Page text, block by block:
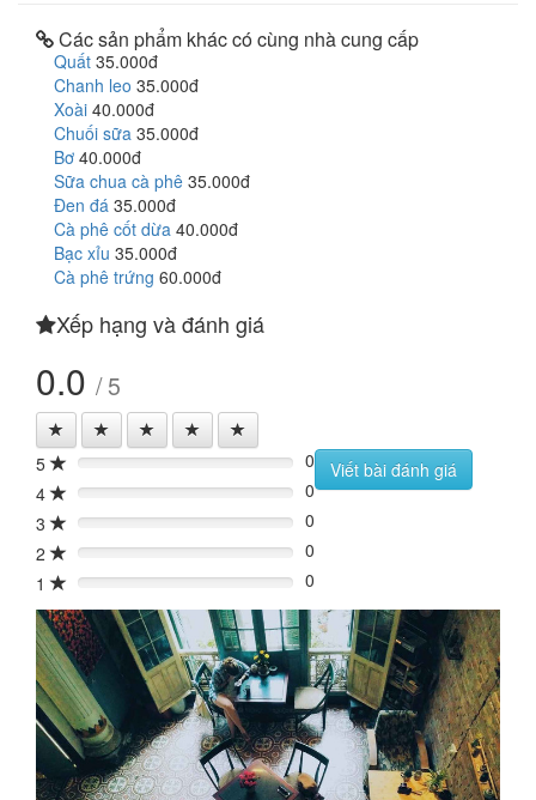
Các sản phẩm khác có cùng nhà cung cấp
Quất 35.000đ
Chanh leo 35.000đ
Xoài 40.000đ
Chuối sữa 35.000đ
Bơ 40.000đ
Sữa chua cà phê 35.000đ
Đen đá 35.000đ
Cà phê cốt dừa 40.000đ
Bạc xỉu 35.000đ
Cà phê trứng 60.000đ
Xếp hạng và đánh giá
0.0 / 5
5 0%
0
4
0%
0
3
0%
0
2
0%
0
1
0% 0
Viết bài đánh giá